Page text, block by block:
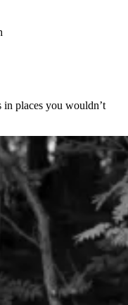
places you wouldn’t